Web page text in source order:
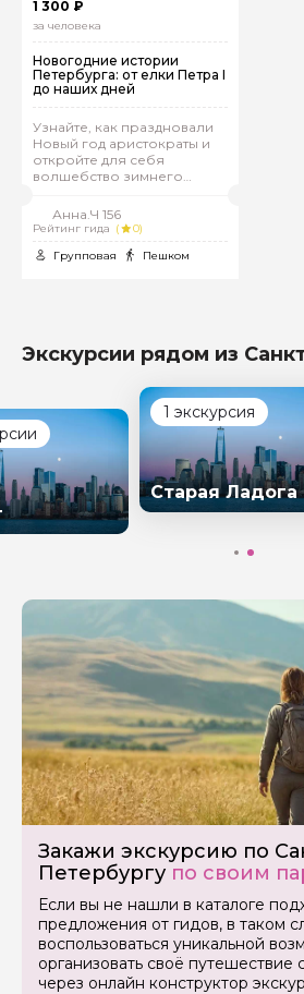
1 300 ₽
за человека
Новогодние истории
Петербурга: от елки Петра I
до наших дней
Узнайте, как праздновали
Новый год аристократы и
откройте для себя
волшебство зимнего
Анна.Ч 156
Рейтинг гида (
0)
Групповая
Пешком
Экскурсии рядом из
1 экскурсия
Старая Ладога
Закажи экскурсию по
Петербургу по своим
Если вы не нашли в каталоге
предложения от гидов, в таком
воспользоваться уникальной
организовать своё путешествие
через онлайн конструктор